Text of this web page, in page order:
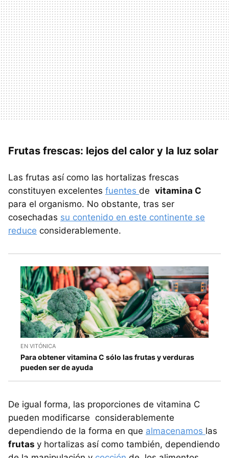
Frutas frescas: lejos del calor y la luz solar
Las frutas así como las hortalizas frescas
constituyen excelentes fuentes de vitamina C
para el organismo. No obstante, tras ser
cosechadas su contenido en este continente se
reduce considerablemente.
EN VITÓNICA
Para obtener vitamina C sólo las frutas y verduras
pueden ser de ayuda
De igual forma, las proporciones de vitamina C
pueden modificarse considerablemente
dependiendo de la forma en que almacenamos las
frutas y hortalizas así como también, dependiendo